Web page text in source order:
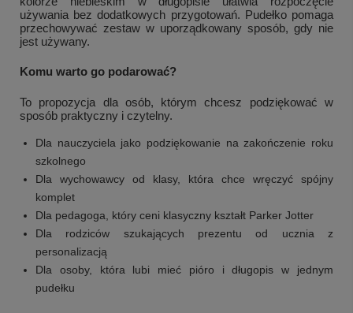
używania bez dodatkowych przygotowań. Pudełko pomaga
przechowywać zestaw w uporządkowany sposób, gdy nie
jest używany.
Komu warto go podarować?
To propozycja dla osób, którym chcesz podziękować w
sposób praktyczny i czytelny.
Dla nauczyciela jako podziękowanie na zakończenie roku
szkolnego
Dla wychowawcy od klasy, która chce wręczyć spójny
komplet
Dla pedagoga, który ceni klasyczny kształt Parker Jotter
Dla rodziców szukających prezentu od ucznia z
personalizacją
Dla osoby, która lubi mieć pióro i długopis w jednym
pudełku